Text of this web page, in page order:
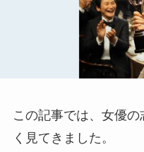
この記事では、女優
く見てきました。